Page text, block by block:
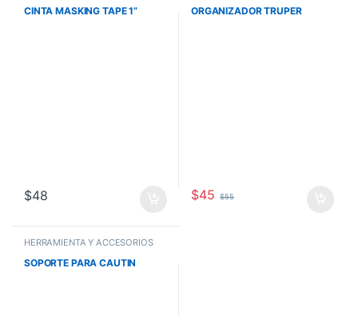
CINTA MASKING TAPE 1”
$48
ORGANIZADOR TRUPER
$45 $55
HERRAMIENTA Y ACCESORIOS
SOPORTE PARA CAUTIN